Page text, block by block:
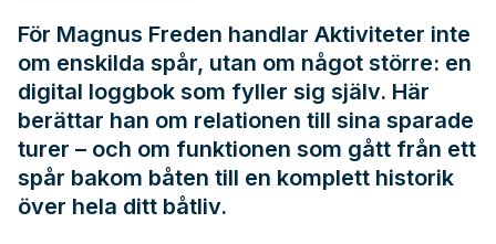
För Magnus Freden handlar Aktiviteter inte
om enskilda spår, utan om något större: en
digital loggbok som fyller sig själv. Här
berättar han om relationen till sina sparade
turer – och om funktionen som gått från ett
spår bakom båten till en komplett historik
över hela ditt båtliv.